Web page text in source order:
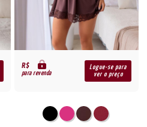
R$
para revenda
Logue-se para
ver o preço